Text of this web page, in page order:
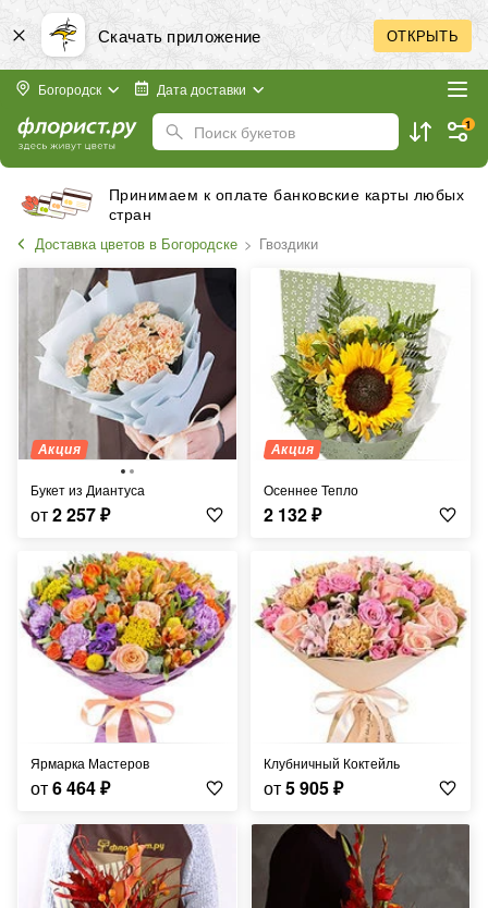
Скачать приложение ОТКРЫТЬ
Богородск Дата доставки
Поиск букетов 1
Принимаем к оплате банковские карты любых
стран
Доставка цветов в Богородске Гвоздики
Акция
Букет из Диантуса
от2 257₽
Акция
Осеннее Тепло
2 132₽
Ярмарка Мастеров
от6 464₽
Клубничный Коктейль
от5 905₽